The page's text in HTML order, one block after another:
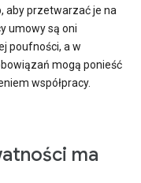
aby przetwarzać je na
umowy są oni
poufności, a w
mogą ponieść
współpracy.
ma